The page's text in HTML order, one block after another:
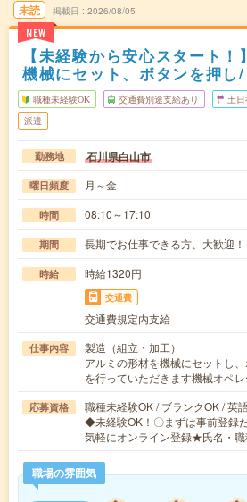
未読
NEW
掲載日 2026/08/05
【未経験から安心スタート
機械にセット、ボタンを押し
職種未経験OK 交通費別途支給あり 土日
派遣
勤務地 石川県白山市
曜日頻度 月～金
時間 08:10～17:10
期間 長期でお仕事できる方、大歓迎！
時給 時給1320円
交通費
交通費規定内支給
仕事内容
製造（組立・加工）
アルミの形材を機械にセットし
を行っていただきます機械オペ
応募資格
職種未経験OK / ブランクOK / 英
◆未経験OK！〇まずは事前登録
気軽にオンライン登録★氏名・
職場の雰囲気